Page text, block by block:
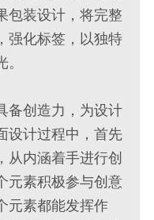
包装设计，将完整
强化标签，以独特
备创造力，为设计
设计过程中，首先
从内涵着手进行创
元素积极参与创意
元素都能发挥作